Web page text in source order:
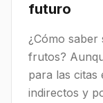
futuro
¿Cómo saber
frutos?
para las citas
indirectos y